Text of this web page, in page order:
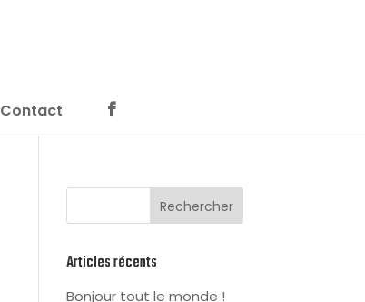
Contact 
Articles récents
Bonjour tout le monde !